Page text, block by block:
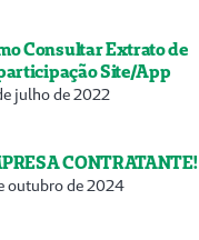
Consultar Extrato de
Site/App
julho de 2022
CONTRATANTE!
outubro de 2024